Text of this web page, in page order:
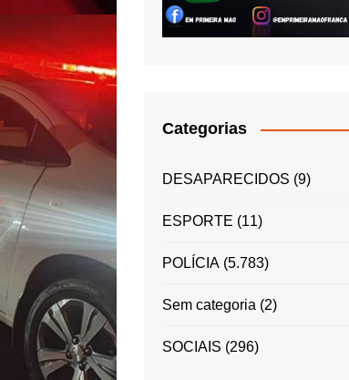
Categorias
DESAPARECIDOS (9)
ESPORTE (11)
POLÍCIA (5.783)
Sem categoria (2)
SOCIAIS (296)